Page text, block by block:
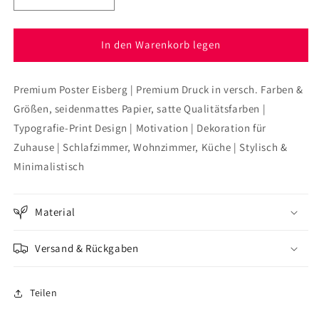
die
Menge
Poster
Eisberg
die
Menge
für
Poster
Eisberg
In den Warenkorb legen
Premium Poster Eisberg | Premium Druck in versch. Farben &
Größen, seidenmattes Papier, satte Qualitätsfarben |
Typografie-Print Design | Motivation | Dekoration für
Zuhause | Schlafzimmer, Wohnzimmer, Küche | Stylisch &
Minimalistisch
Material
Versand & Rückgaben
Teilen